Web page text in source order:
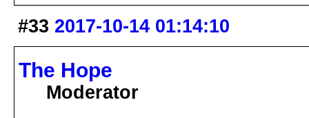
#33 2017-10-14 01:14:10
The Hope
Moderator